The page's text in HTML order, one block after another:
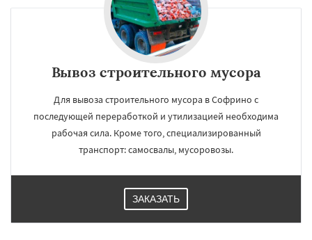
Вывоз строительного мусора
Для вывоза строительного мусора в Софрино с
последующей переработкой и утилизацией необходима
рабочая сила. Кроме того, специализированный
транспорт: самосвалы, мусоровозы.
ЗАКАЗАТЬ